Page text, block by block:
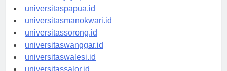
universitasjayapura.id
universitaspapua.id
universitasmanokwari.id
universitassorong.id
universitaswanggar.id
universitaswalesi.id